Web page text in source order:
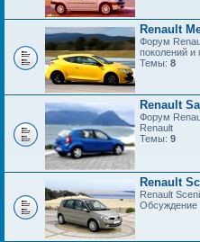
Renault
Форум
поколений и
Темы: 8
Renault
Форум
Renault
Темы: 9
Renault
Renault
Обсуждение